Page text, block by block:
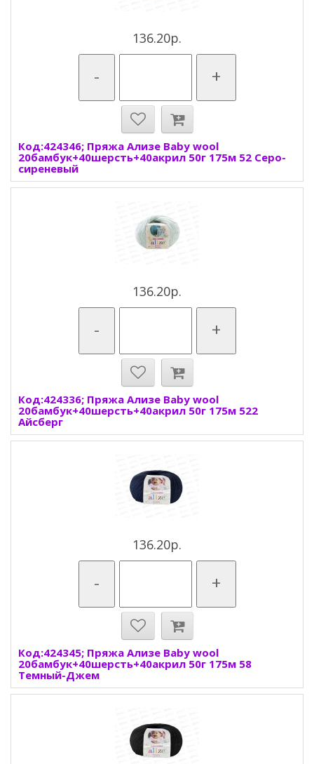
136.20р.
- +
Код:424346; Пряжа Ализе Baby wool
20бамбук+40шерсть+40акрил 50г 175м 52 Серо-
сиреневый
136.20р.
- +
Код:424336; Пряжа Ализе Baby wool
20бамбук+40шерсть+40акрил 50г 175м 522
Айсберг
136.20р.
- +
Код:424345; Пряжа Ализе Baby wool
20бамбук+40шерсть+40акрил 50г 175м 58
Темный-Джем